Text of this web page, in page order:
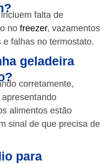
falta de
no freezer, vazamentos
falhas no termostato.
geladeira
corretamente,
alimentos estão
sinal de que precisa de
para